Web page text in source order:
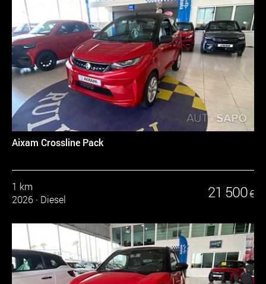
Aixam Crossline Pack
1 km
2026 · Diesel 21 500 €